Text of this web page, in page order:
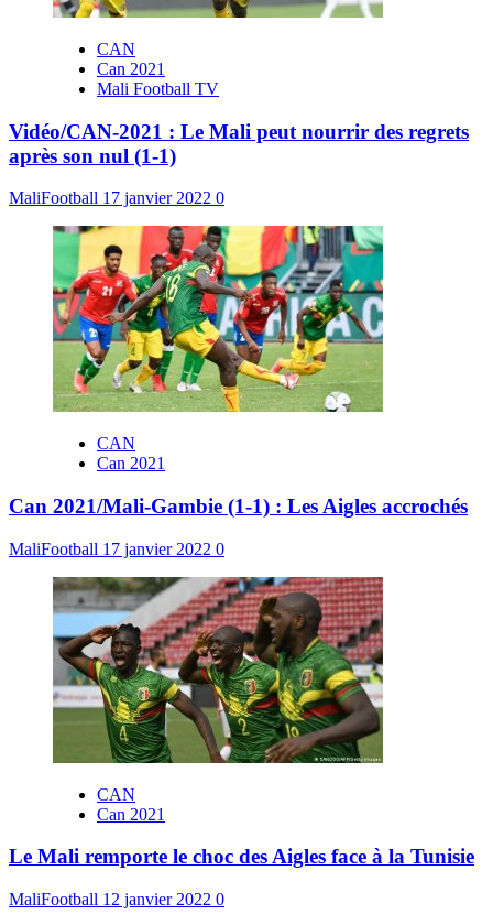
CAN
Can 2021
Mali Football TV
Vidéo/CAN-2021 : Le Mali peut nourrir des regrets
après son nul (1-1)
MaliFootball 17 janvier 2022 0
CAN
Can 2021
Can 2021/Mali-Gambie (1-1) : Les Aigles accrochés
MaliFootball 17 janvier 2022 0
CAN
Can 2021
Le Mali remporte le choc des Aigles face à la Tunisie
MaliFootball 12 janvier 2022 0